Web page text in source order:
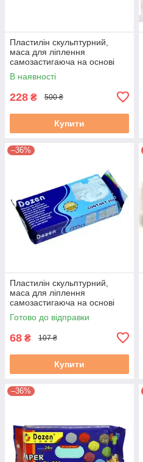
Пластилін скульптурний,
маса для ліплення
самозастигаюча на основі
глини 1 кг білий
В наявності
228 ₴ 500 ₴
Купити
–36%
Пластилін скульптурний,
маса для ліплення
самозастигаюча на основі
глини 250г білий
Готово до відправки
68 ₴ 107 ₴
Купити
–36%